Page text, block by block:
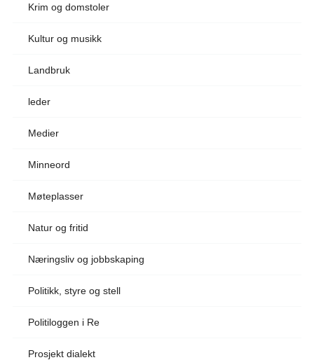
Krim og domstoler
Kultur og musikk
Landbruk
leder
Medier
Minneord
Møteplasser
Natur og fritid
Næringsliv og jobbskaping
Politikk, styre og stell
Politiloggen i Re
Prosjekt dialekt